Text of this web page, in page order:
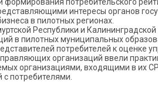
интересы органов
в пилотных регионах.
Республики и
в пилотных муниципальных
потребителей к оценке
организаций ввели
организациями, входящими в их
потребителями.